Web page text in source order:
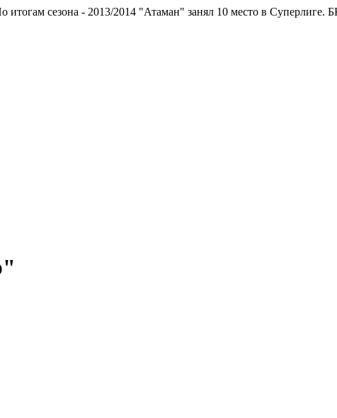
2014 "Атаман" занял 10 место в Суперлиге.БК "Атаман"